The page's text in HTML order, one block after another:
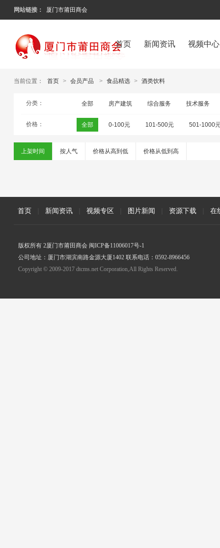
网站链接： 厦门市莆田商会
首页 新闻资讯 视频中心
当前位置： 首页 > 会员产品 > 食品精选 > 酒类饮料
分类： 全部 房产建筑 综合服务 技术服务
价格： 全部 0-100元 101-500元 501-1000
上架时间 按人气 价格从高到低 价格从低到高
首页 新闻资讯 视频专区 图片新闻 资源下载 在
版权所有 2厦门市莆田商会 闽ICP备11006017号-1
公司地址：厦门市湖滨南路金源大厦1402 联系电话：0592-8966456
Copyright © 2009-2017 dtcms.net Corporation,All Rights Reserved.